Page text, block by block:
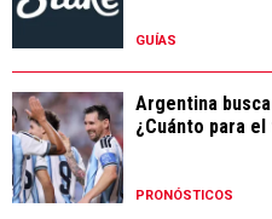
GUÍAS
Argentina
¿Cuánto para
PRONÓSTICOS